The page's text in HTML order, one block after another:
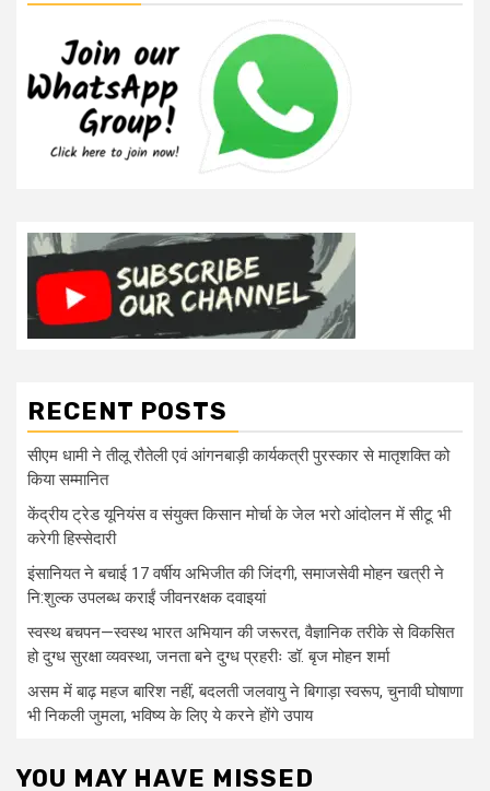
RECENT POSTS
सीएम धामी ने तीलू रौतेली एवं आंगनबाड़ी कार्यकत्री पुरस्कार से मातृशक्ति को
किया सम्मानित
केंद्रीय ट्रेड यूनियंस व संयुक्त किसान मोर्चा के जेल भरो आंदोलन में सीटू भी
करेगी हिस्सेदारी
इंसानियत ने बचाई 17 वर्षीय अभिजीत की जिंदगी, समाजसेवी मोहन खत्री ने
नि:शुल्क उपलब्ध कराईं जीवनरक्षक दवाइयां
स्वस्थ बचपन—स्वस्थ भारत अभियान की जरूरत, वैज्ञानिक तरीके से विकसित
हो दुग्ध सुरक्षा व्यवस्था, जनता बने दुग्ध प्रहरीः डॉ. बृज मोहन शर्मा
असम में बाढ़ महज बारिश नहीं, बदलती जलवायु ने बिगाड़ा स्वरूप, चुनावी घोषाणा
भी निकली जुमला, भविष्य के लिए ये करने होंगे उपाय
YOU MAY HAVE MISSED